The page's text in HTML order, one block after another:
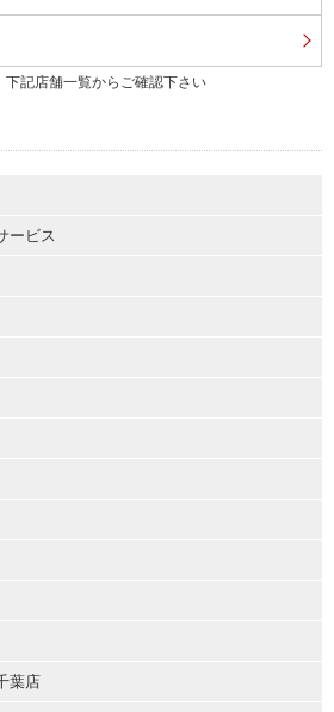
記店舗一覧からご確認下さい
ービス
葉店